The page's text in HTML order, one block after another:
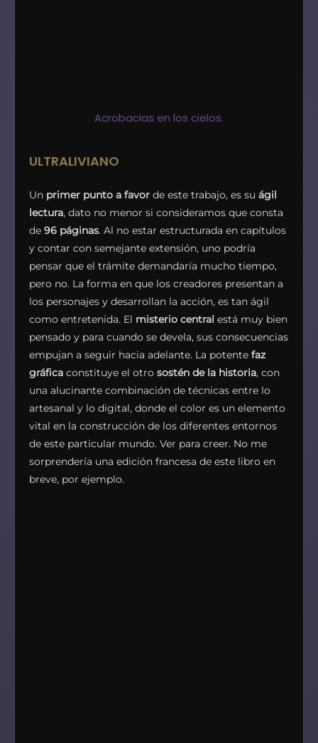
Acrobacias en los cielos.
ULTRALIVIANO
Un primer punto a favor de este trabajo, es su ágil
lectura, dato no menor si consideramos que consta
de 96 páginas. Al no estar estructurada en capítulos
y contar con semejante extensión, uno podría
pensar que el trámite demandaría mucho tiempo,
pero no. La forma en que los creadores presentan a
los personajes y desarrollan la acción, es tan ágil
como entretenida. El misterio central está muy bien
pensado y para cuando se devela, sus consecuencias
empujan a seguir hacia adelante. La potente faz
gráfica constituye el otro sostén de la historia, con
una alucinante combinación de técnicas entre lo
artesanal y lo digital, donde el color es un elemento
vital en la construcción de los diferentes entornos
de este particular mundo. Ver para creer. No me
sorprendería una edición francesa de este libro en
breve, por ejemplo.